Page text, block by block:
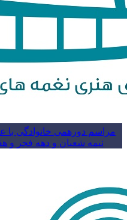
مراسم دورهمی خانوادگی با
نیمه شعبان و دهه فجر و